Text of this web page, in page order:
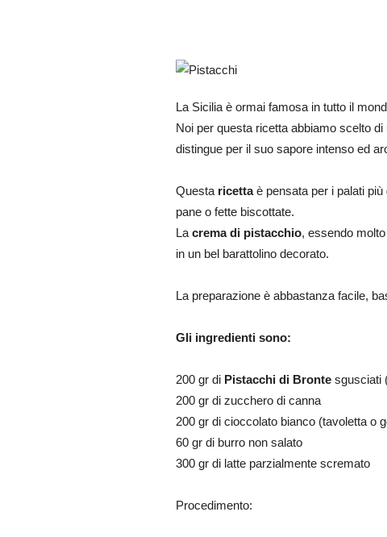
La Sicilia è ormai famosa in tutto il
Noi per questa ricetta abbiamo scelto di
distingue per il suo sapore intenso ed
Questa ricettaè pensata per i palati
pane o fette biscottate.
La crema di pistacchio, essendo
in un bel barattolino decorato.
La preparazione è abbastanza facile,
Gli ingredienti sono:
200 gr di Pistacchi di Bronte sgusciati
200 gr di zucchero di canna
200 gr di cioccolato bianco (tavoletta o
60 gr di burro non salato
300 gr di latte parzialmente scremato
Procedimento: